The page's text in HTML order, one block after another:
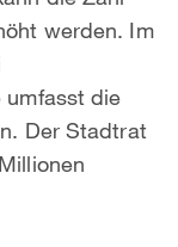
werden. Im
umfasst die
Der Stadtrat